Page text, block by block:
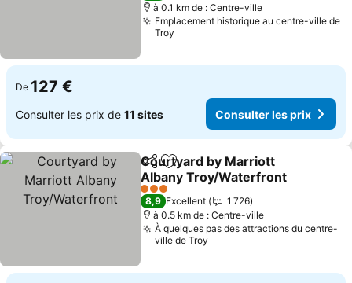
à 0.1 km de : Centre-ville
Emplacement historique au centre-ville de
Troy
De 127 €
Consulter les prix de 11 sites Consulter les prix
PartagerAjouter à mes favoris
Courtyard by Marriott
Albany Troy/Waterfront
Consulter les prix
3 Étoiles
8,9 Excellent
1 726
à 0.5 km de : Centre-ville
À quelques pas des attractions du centre-
ville de Troy